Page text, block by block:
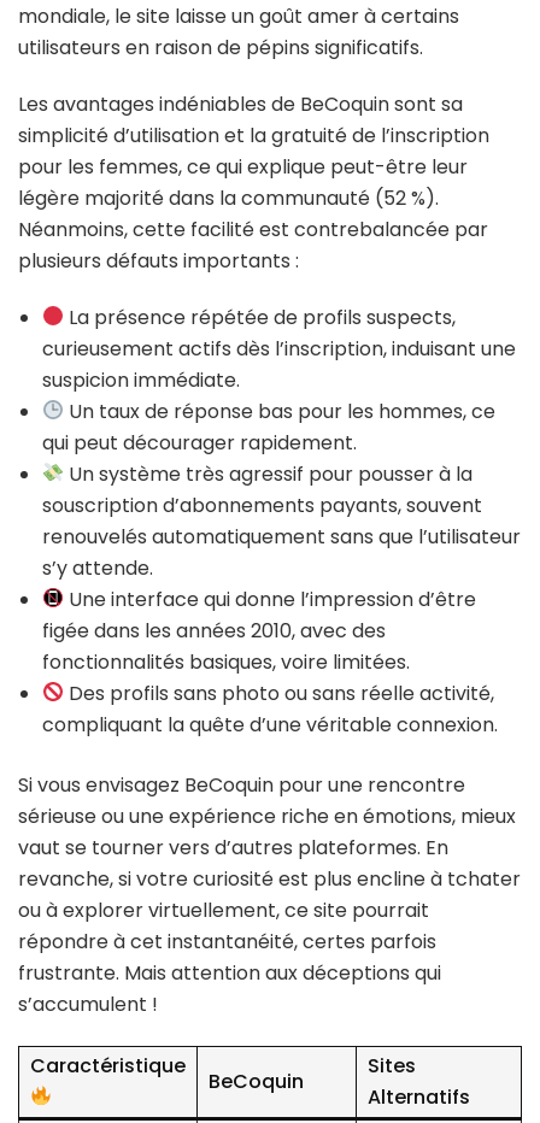
mondiale, le site laisse un goût amer à certains
utilisateurs en raison de pépins significatifs.
Les avantages indéniables de BeCoquin sont sa
simplicité d’utilisation et la gratuité de l’inscription
pour les femmes, ce qui explique peut-être leur
légère majorité dans la communauté (52 %).
Néanmoins, cette facilité est contrebalancée par
plusieurs défauts importants :
La présence répétée de profils suspects,
curieusement actifs dès l’inscription, induisant une
suspicion immédiate.
Un taux de réponse bas pour les hommes, ce
qui peut décourager rapidement.
Un système très agressif pour pousser à la
souscription d’abonnements payants, souvent
renouvelés automatiquement sans que l’utilisateur
s’y attende.
Une interface qui donne l’impression d’être
figée dans les années 2010, avec des
fonctionnalités basiques, voire limitées.
Des profils sans photo ou sans réelle activité,
compliquant la quête d’une véritable connexion.
Si vous envisagez BeCoquin pour une rencontre
sérieuse ou une expérience riche en émotions, mieux
vaut se tourner vers d’autres plateformes. En
revanche, si votre curiosité est plus encline à tchater
ou à explorer virtuellement, ce site pourrait
répondre à cet instantanéité, certes parfois
frustrante. Mais attention aux déceptions qui
s’accumulent !
Caractéristique
BeCoquin
Sites
Alternatifs